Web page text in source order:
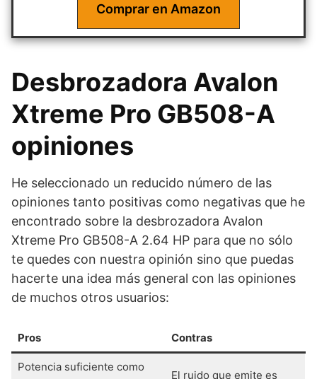
Comprar en Amazon
Desbrozadora Avalon
Xtreme Pro GB508-A
opiniones
He seleccionado un reducido número de las
opiniones tanto positivas como negativas que he
encontrado sobre la desbrozadora Avalon
Xtreme Pro GB508-A 2.64 HP para que no sólo
te quedes con nuestra opinión sino que puedas
hacerte una idea más general con las opiniones
de muchos otros usuarios:
Pros Contras
Potencia suficiente como
El ruido que emite es